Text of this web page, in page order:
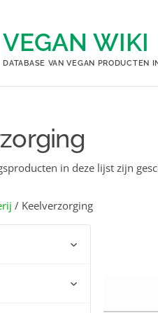
VEGAN WIKI
DATABASE VAN VEGAN PRODUCTEN
in deze lijst zijn
/ Keelverzorging